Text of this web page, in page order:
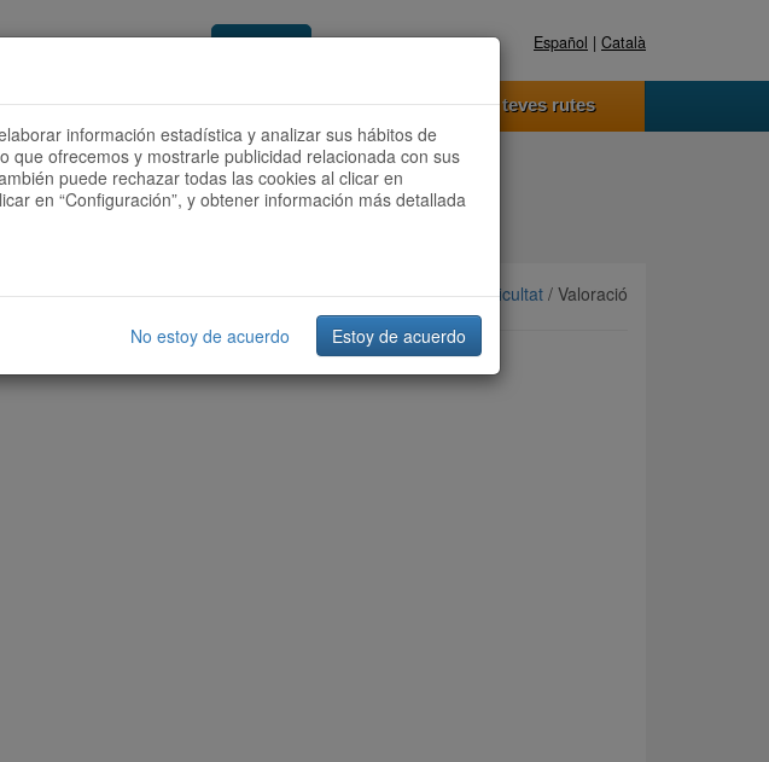
Accedeix Registra't ara Español | Català
Com funciona Les teves rutes
Ordenar per:Més recents/Dificultat / Valoració
información estadística y analizar sus hábitos de
que ofrecemos y mostrarle publicidad relacionada con sus
puede rechazar todas las cookies al clicar en
en “Configuración”, y obtener información más detallada
No estoy de acuerdo Estoy de acuerdo